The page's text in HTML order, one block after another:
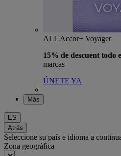
ALL Accor+ Voyager
15% de descuent todo
marcas
ÚNETE YA
Más
ES
Atrás
Seleccione su país e idioma a
Zona geográfica